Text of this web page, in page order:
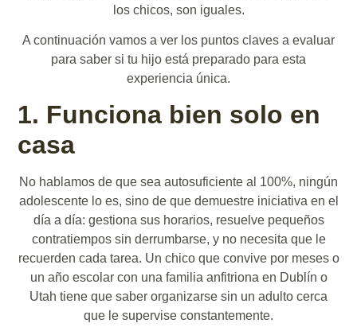
los chicos, son iguales.
A continuación vamos a ver los puntos claves a evaluar
para saber si tu hijo está preparado para esta
experiencia única.
1. Funciona bien solo en
casa
No hablamos de que sea autosuficiente al 100%, ningún
adolescente lo es, sino de que demuestre iniciativa en el
día a día: gestiona sus horarios, resuelve pequeños
contratiempos sin derrumbarse, y no necesita que le
recuerden cada tarea. Un chico que convive por meses o
un año escolar con una familia anfitriona en Dublín o
Utah tiene que saber organizarse sin un adulto cerca
que le supervise constantemente.